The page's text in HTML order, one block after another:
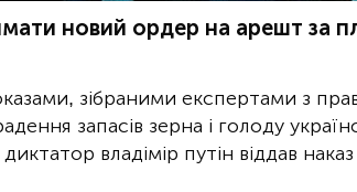
новий ордер на арешт за
зібраними експертами з
запасів зерна і голоду
диктатор владімір путін віддав